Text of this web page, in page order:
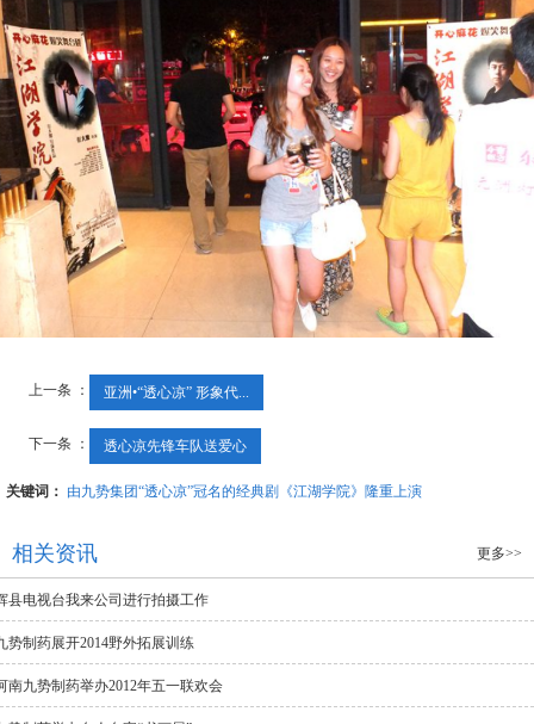
上一条 ： 亚洲•“透心凉” 形象代...
下一条 ： 透心凉先锋车队送爱心
关键词： 由九势集团“透心凉”冠名的经典剧《江湖学院》隆重上演
相关资讯 更多>>
县电视台我来公司进行拍摄工作
势制药展开2014野外拓展训练
南九势制药举办2012年五一联欢会